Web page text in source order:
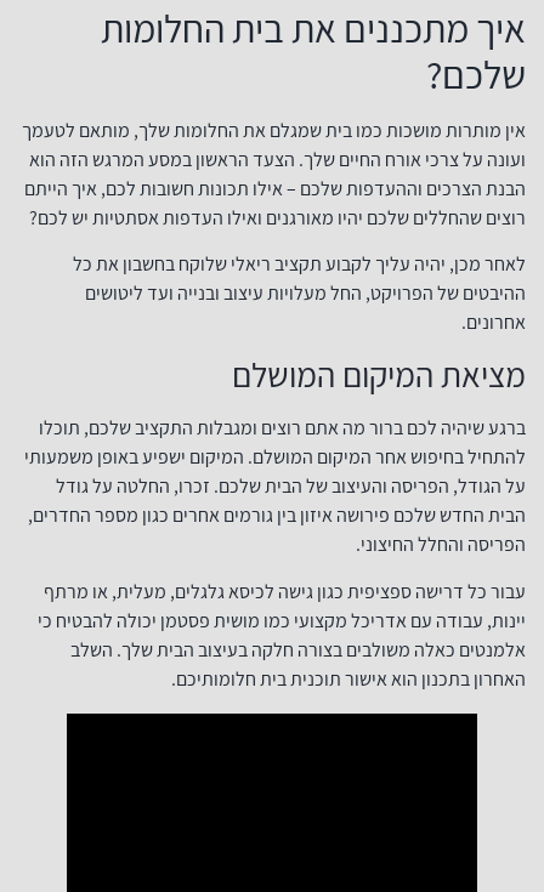
איך מתכננים את בית החלומות
שלכם?
אין מותרות מושכות כמו בית שמגלם את החלומות שלך, מותאם לטעמך
ועונה על צרכי אורח החיים שלך. הצעד הראשון במסע המרגש הזה הוא
הבנת הצרכים וההעדפות שלכם – אילו תכונות חשובות לכם, איך הייתם
רוצים שהחללים שלכם יהיו מאורגנים ואילו העדפות אסתטיות יש לכם?
לאחר מכן, יהיה עליך לקבוע תקציב ריאלי שלוקח בחשבון את כל
ההיבטים של הפרויקט, החל מעלויות עיצוב ובנייה ועד ליטושים
אחרונים.
מציאת המיקום המושלם
ברגע שיהיה לכם ברור מה אתם רוצים ומגבלות התקציב שלכם, תוכלו
להתחיל בחיפוש אחר המיקום המושלם. המיקום ישפיע באופן משמעותי
על הגודל, הפריסה והעיצוב של הבית שלכם. זכרו, החלטה על גודל
הבית החדש שלכם פירושה איזון בין גורמים אחרים כגון מספר החדרים,
הפריסה והחלל החיצוני.
עבור כל דרישה ספציפית כגון גישה לכיסא גלגלים, מעלית, או מרתף
יינות, עבודה עם אדריכל מקצועי כמו מושית פסטמן יכולה להבטיח כי
אלמנטים כאלה משולבים בצורה חלקה בעיצוב הבית שלך. השלב
האחרון בתכנון הוא אישור תוכנית בית חלומותיכם.